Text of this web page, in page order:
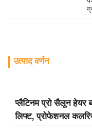
उत्पाद वर्णन
प्लैटिनम प्रो सैलून हेयर
लिफ्ट, प्रोफेशनल